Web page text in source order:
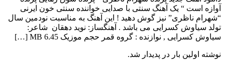
آوازه است “ یک آهنگ سنتی با صدایی خواننده سنتی خون ایرنی
“شهرام ناظری” نیز گوش دهید ! این آهنگ به مناسبت نودمین سال
تولد سیاوش کسرایی می باشد . آهنگساز: نوید دهقان شاعر:
سیاوش کسرایی , نوازنده : گروه قمر حجم موزیک 6.45 MB […]
نوشته اولین بار در پدیدار شد.